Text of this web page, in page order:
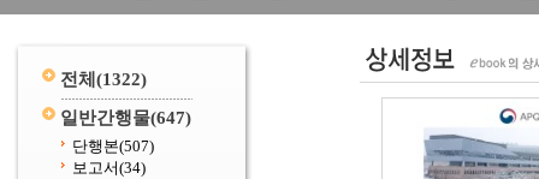
전체 (1322)
일반간행물(647)
단행본(507)
보고서(34)